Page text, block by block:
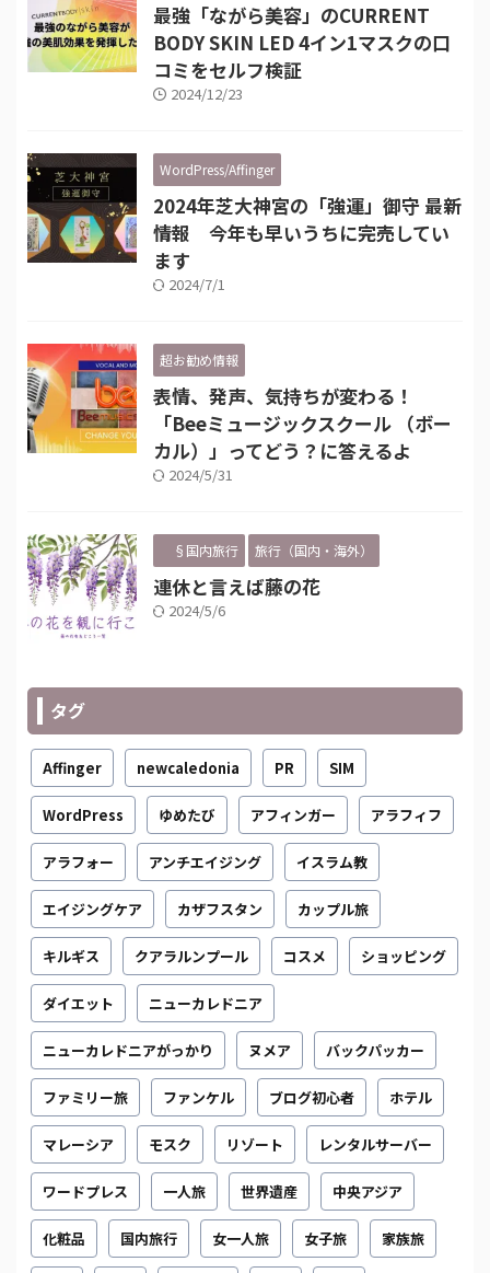
最強「ながら美容」のCURRENT
BODY SKIN LED 4イン1マスクの口
コミをセルフ検証
2024/12/23
WordPress/Affinger
2024年芝大神宮の「強運」御守 最新
情報 今年も早いうちに完売してい
ます
2024/7/1
超お勧め情報
表情、発声、気持ちが変わる！
「Beeミュージックスクール （ボー
カル）」ってどう？に答えるよ
2024/5/31
§国内旅行 旅行（国内・海外）
連休と言えば藤の花
2024/5/6
タグ
Affinger newcaledonia PR SIM
WordPress ゆめたび アフィンガー アラフィフ
アラフォー アンチエイジング イスラム教
エイジングケア カザフスタン カップル旅
キルギス クアラルンプール コスメ ショッピング
ダイエット ニューカレドニア
ニューカレドニアがっかり ヌメア バックパッカー
ファミリー旅 ファンケル ブログ初心者 ホテル
マレーシア モスク リゾート レンタルサーバー
ワードプレス 一人旅 世界遺産 中央アジア
化粧品 国内旅行 女一人旅 女子旅 家族旅